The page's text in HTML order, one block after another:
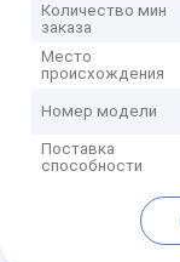
Количество мин
заказа
Место
происхождения
Номер модели
Поставка
способности